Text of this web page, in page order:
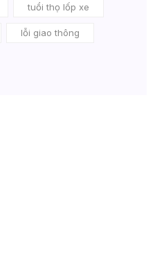
tuổi thọ lốp xe
lỗi giao thông